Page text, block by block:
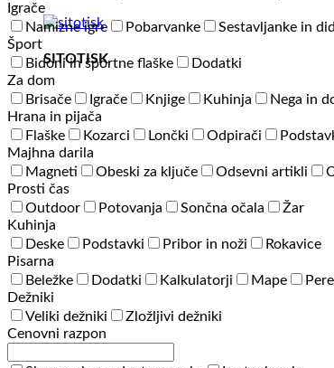
SITOTISK
Igrače
Namizne igre
Pobarvanke
Sestavljanke in
Šport
Bidoni in športne flaške
Dodatki
Za dom
Brisače
Igrače Knjige Kuhinja Nega in
Hrana in pijača
Flaške
Kozarci Lončki Odpirači
Majhna darila
Magneti
Obeski za ključe Odsevni artikli
Prosti čas
Outdoor
Potovanja Sončna očala
Žar
Kuhinja
Deske
Podstavki Pribor in noži
Rokavice
Pisarna
Beležke
Dodatki Kalkulatorji Mape
Dežniki
Veliki dežniki
Zložljivi dežniki
Cenovni razpon